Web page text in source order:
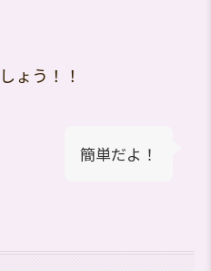
ょう！！
簡単だよ！